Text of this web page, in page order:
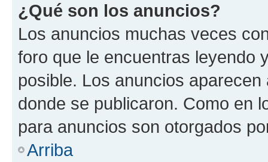
¿Qué son los anuncios?
Los anuncios muchas veces
foro que le encuentras leyendo
posible. Los anuncios
donde se publicaron. Como en
para anuncios son otorgados
Arriba